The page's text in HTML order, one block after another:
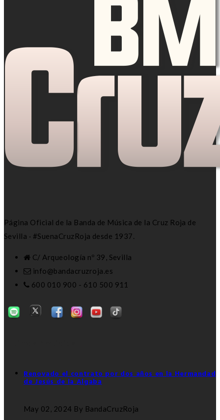
Página Oficial de la Banda de Música de la Cruz Roja de
Sevilla · #SuenaCruzRoja desde 1937.
C/ Arqueología nº 39, Sevilla
info@bandacruzroja.es
600 010 900 - 610 500 911
Renovado el contrato por dos años en la Hermandad
de Jesús de la Algaba
May 02, 2024 By BandaCruzRoja